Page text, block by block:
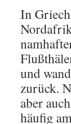
In
und
zurück.
aber
häufig